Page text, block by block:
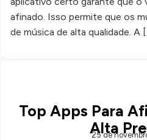
afinado. Isso permite que os
de música de alta qualidade. A
Top Apps Para
Alta
25 de